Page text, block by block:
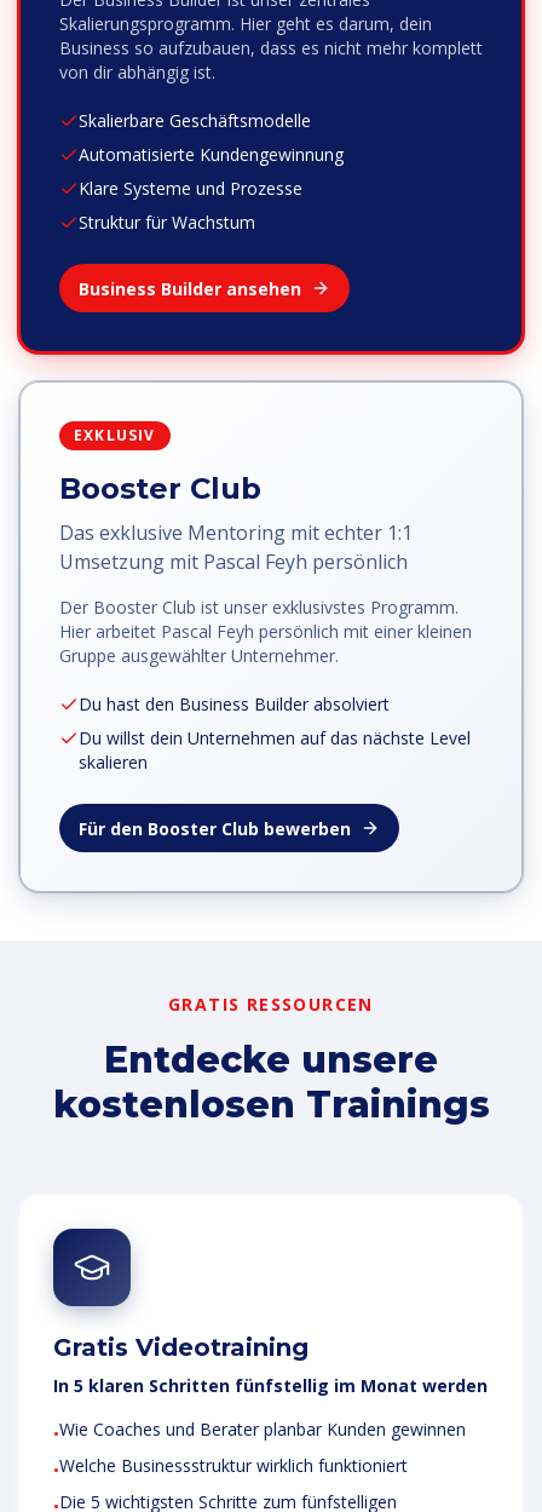
Skalierungsprogramm. Hier geht es darum, dein
Business so aufzubauen, dass es nicht mehr komplett
von dir abhängig ist.
Skalierbare Geschäftsmodelle
Automatisierte Kundengewinnung
Klare Systeme und Prozesse
Struktur für Wachstum
Business Builder ansehen
EXKLUSIV
Booster Club
Das exklusive Mentoring mit echter 1:1
Umsetzung mit Pascal Feyh persönlich
Der Booster Club ist unser exklusivstes Programm.
Hier arbeitet Pascal Feyh persönlich mit einer kleinen
Gruppe ausgewählter Unternehmer.
Du hast den Business Builder absolviert
Du willst dein Unternehmen auf das nächste Level
skalieren
Für den Booster Club bewerben
GRATIS RESSOURCEN
Entdecke unsere
kostenlosen Trainings
Gratis Videotraining
In 5 klaren Schritten fünfstellig im Monat werden
•Wie Coaches und Berater planbar Kunden gewinnen
•Welche Businessstruktur wirklich funktioniert
•Die 5 wichtigsten Schritte zum fünfstelligen